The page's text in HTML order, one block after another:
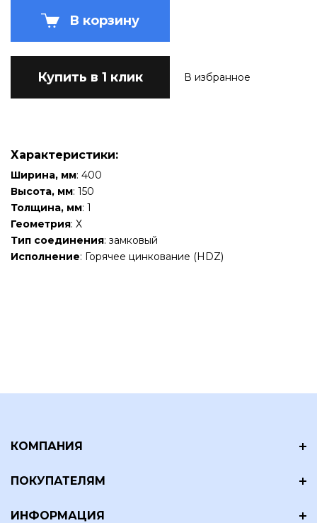
В корзину
Купить в 1 клик В избранное
Характеристики:
Ширина, мм: 400
Высота, мм: 150
Толщина, мм: 1
Геометрия: Х
Тип соединения: замковый
Исполнение: Горячее цинкование (HDZ)
КОМПАНИЯ
ПОКУПАТЕЛЯМ
ИНФОРМАЦИЯ